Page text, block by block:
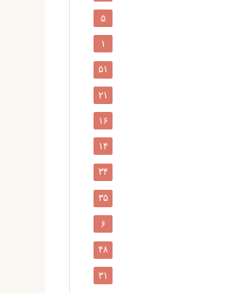
۵
۱
۵۱
۲۱
۱۶
۱۴
۳۴
۳۵
۶
۴۸
۳۱